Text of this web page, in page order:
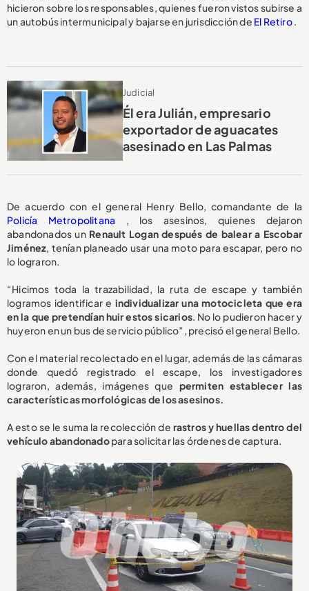
hicieron sobre los responsables, quienes fueron vistos subirse a
un autobús intermunicipal y bajarse en jurisdicción de El Retiro.
Judicial
Él era Julián, empresario
exportador de aguacates
asesinado en Las Palmas
De acuerdo con el general Henry Bello, comandante de la
Policía Metropolitana , los asesinos, quienes dejaron
abandonados un Renault Logan después de balear a Escobar
Jiménez, tenían planeado usar una moto para escapar, pero no
lo lograron.
“Hicimos toda la trazabilidad, la ruta de escape y también
logramos identificar e individualizar una motocicleta que era
en la que pretendían huir estos sicarios. No lo pudieron hacer y
huyeron en un bus de servicio público”, precisó el general Bello.
Con el material recolectado en el lugar, además de las cámaras
donde quedó registrado el escape, los investigadores
lograron, además, imágenes que permiten establecer las
características morfológicas de los asesinos.
A esto se le suma la recolección de rastros y huellas dentro del
vehículo abandonadopara solicitar las órdenes de captura.